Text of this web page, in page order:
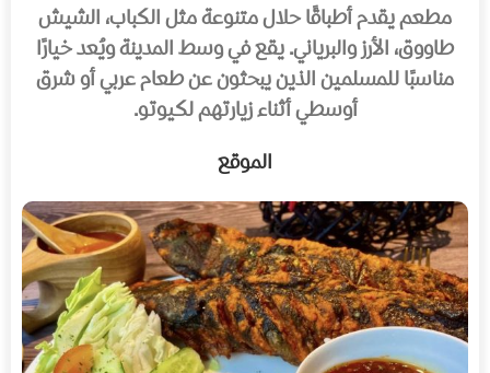
مطعم يقدم أطباقًا حلال متنوعة مثل الكباب، الشيش
طاووق، الأرز والبرياني. يقع في وسط المدينة ويُعد خيارًا
مناسبًا للمسلمين الذين يبحثون عن طعام عربي أو شرق
أوسطي أثناء زيارتهم لكيوتو.
الموقع